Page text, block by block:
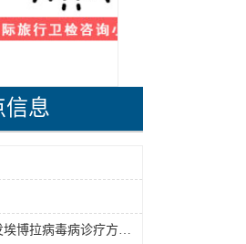
信息
国家卫健委关于印发埃博拉病毒病诊疗方案（2026年版）的通知